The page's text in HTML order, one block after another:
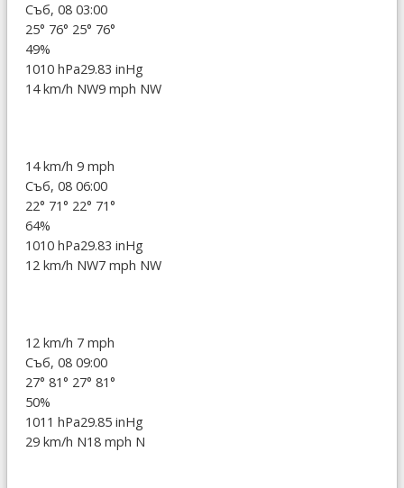
Съб, 08 03:00
25° 76° 25° 76°
49%
1010 hPa29.83 inHg
14 km/h NW9 mph NW
14 km/h 9 mph
Съб, 08 06:00
22° 71° 22° 71°
64%
1010 hPa29.83 inHg
12 km/h NW7 mph NW
12 km/h 7 mph
Съб, 08 09:00
27° 81° 27° 81°
50%
1011 hPa29.85 inHg
29 km/h N18 mph N